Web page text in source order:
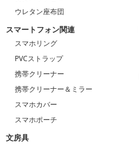
ウレタン座布団
スマートフォン関連
スマホリング
PVCストラップ
携帯クリーナー
携帯クリーナー＆ミラー
スマホカバー
スマホポーチ
文房具